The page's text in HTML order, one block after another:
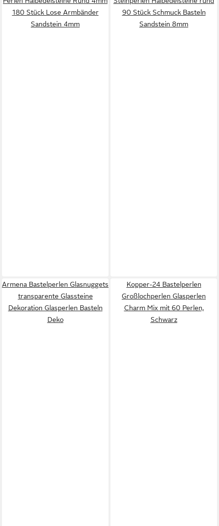
180 Stück Lose Armbänder
Sandstein 4mm
90 Stück Schmuck Basteln
Sandstein 8mm
Armena Bastelperlen Glasnuggets
transparente Glassteine
Dekoration Glasperlen Basteln
Deko
Kopper-24 Bastelperlen
Großlochperlen Glasperlen
Charm Mix mit 60 Perlen,
Schwarz